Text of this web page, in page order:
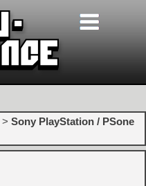
> Sony PlayStation / PSone